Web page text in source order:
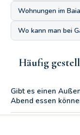
Wohnungen im
Wo kann man bei
Häufig
Gibt es einen
Abend essen
Sicherlich! Das Drei-